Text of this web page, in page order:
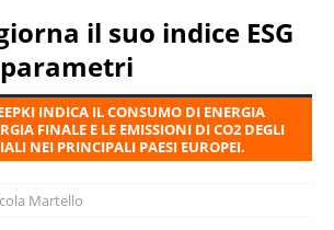
il suo indice ESG
INDICA IL CONSUMO DI ENERGIA
FINALE E LE EMISSIONI DI CO2 DEGLI
NEI PRINCIPALI PAESI EUROPEI.
Martello